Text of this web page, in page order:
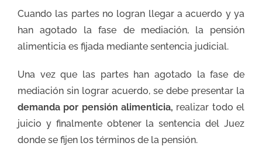
Cuando las partes no logran llegar a acuerdo y ya
han agotado la fase de mediación, la pensión
alimenticia es fijada mediante sentencia judicial.
Una vez que las partes han agotado la fase de
mediación sin lograr acuerdo, se debe presentar la
demanda por pensión alimenticia, realizar todo el
juicio y finalmente obtener la sentencia del Juez
donde se fijen los términos de la pensión.